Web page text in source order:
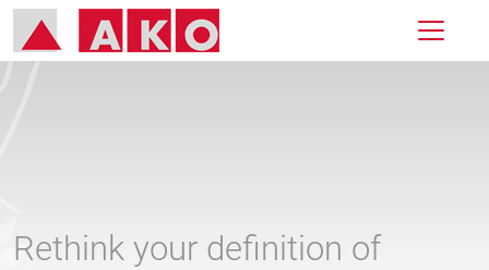
Rethink your definition of